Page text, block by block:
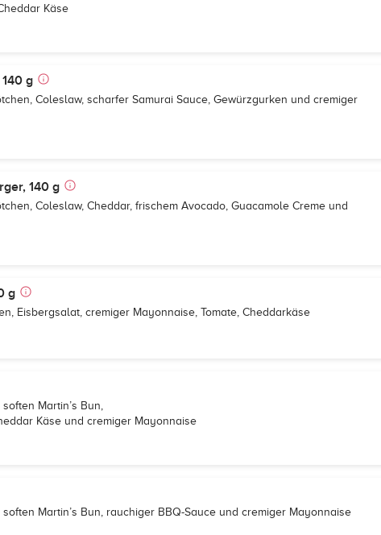
Käse
g
Coleslaw, scharfer Samurai Sauce, Gewürzgurken und cremiger
140 g
Coleslaw, Cheddar, frischem Avocado, Guacamole Creme und
g
Eisbergsalat, cremiger Mayonnaise, Tomate, Cheddarkäse
Martin’s Bun,
Käse und cremiger Mayonnaise
Martin’s Bun, rauchiger BBQ-Sauce und cremiger Mayonnaise